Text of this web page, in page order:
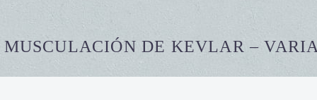
MUSCULACIÓN DE KEVLAR –